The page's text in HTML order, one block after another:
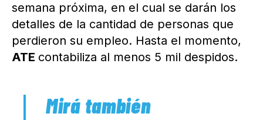
semana próxima, en el cual se darán los
detalles de la cantidad de personas que
perdieron su empleo. Hasta el momento,
ATE contabiliza al menos 5 mil despidos.